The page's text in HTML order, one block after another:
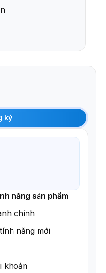
ký
năng sản phẩm
chính
năng mới
khoản